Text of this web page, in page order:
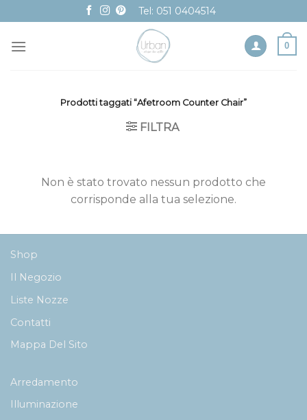
to
content
Tel: 051 0404514
0
Prodotti taggati “Afetroom Counter Chair”
FILTRA
Non è stato trovato nessun prodotto che
corrisponde alla tua selezione.
Shop
Il Negozio
Liste Nozze
Contatti
Mappa Del Sito
Arredamento
Illuminazione